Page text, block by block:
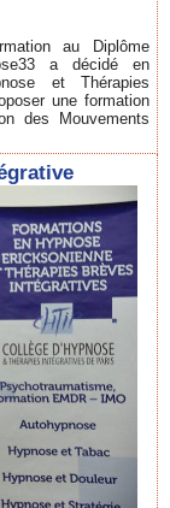
au Diplôme
a décidé en
et Thérapies
une formation
des Mouvements